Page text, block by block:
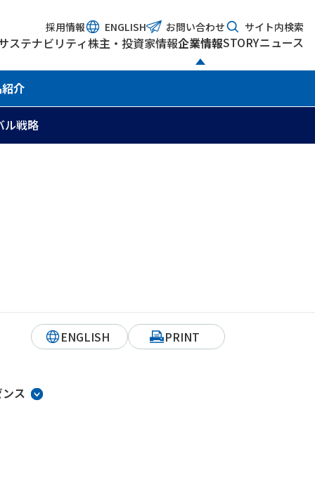
採用情報 ENGLISH お問い合わせ サイト内検索
ステナビリティ株主・投資家情報企業情報STORYニュース
介
ル戦略
ENGLISH PRINT
ス